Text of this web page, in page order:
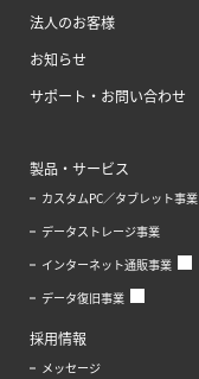
法人のお客様
お知らせ
サポート・お問い合わせ
製品・サービス
カスタムPC／タブレット事業
データストレージ事業
インターネット通販事業
データ復旧事業
採用情報
メッセージ